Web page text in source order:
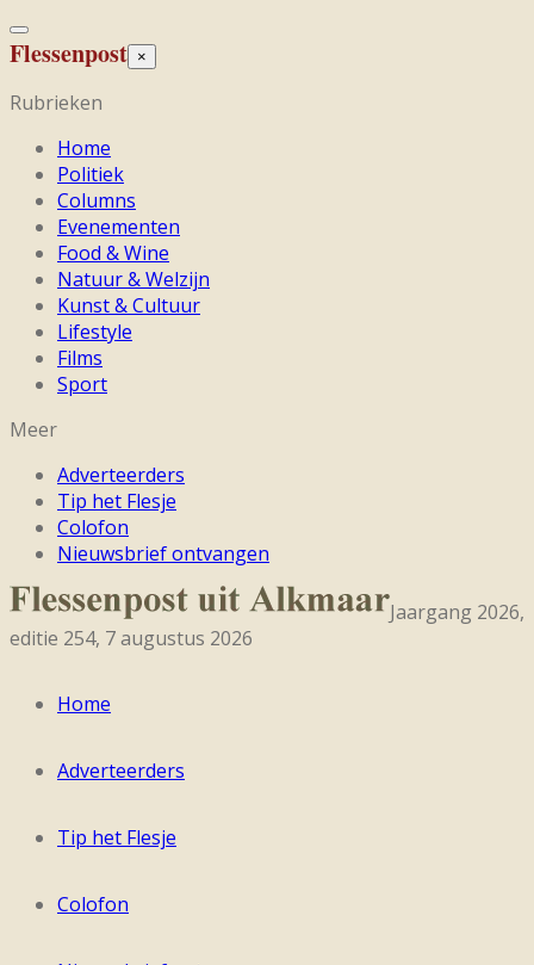
Flessenpost ×
Rubrieken
Home
Politiek
Columns
Evenementen
Food & Wine
Natuur & Welzijn
Kunst & Cultuur
Lifestyle
Films
Sport
Meer
Adverteerders
Tip het Flesje
Colofon
Nieuwsbrief ontvangen
Jaargang 2026,
editie 254, 7 augustus 2026
Home
Adverteerders
Tip het Flesje
Colofon